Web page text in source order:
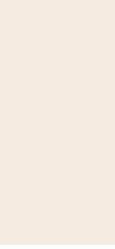
att det fanns hela
observationer från
minuter innan
färgar inte hanarna
Studierna
honorna ofta
några hanar blir
om det var en
vanligare i hamnen på
med asfalt. Det
Reinos